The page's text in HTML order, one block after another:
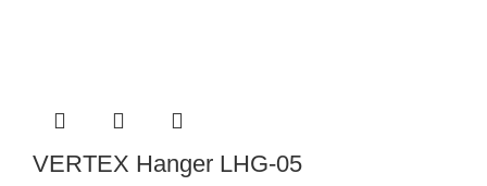
VERTEX Hanger LHG-05